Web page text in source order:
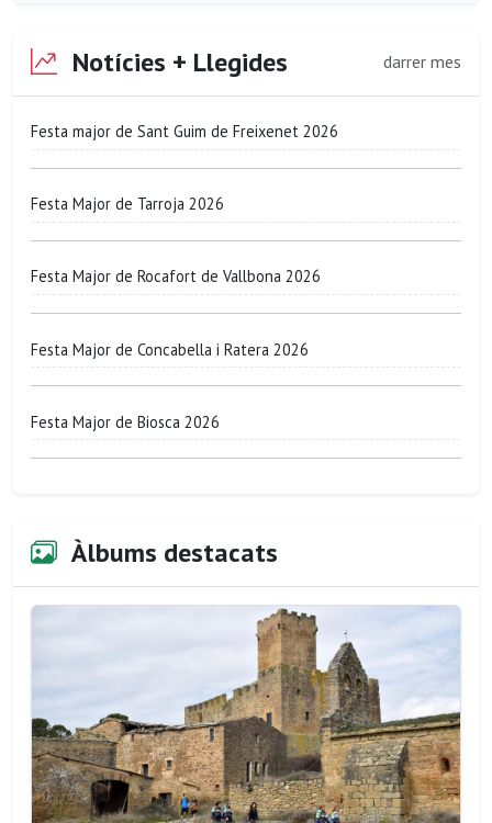
Notícies + Llegides darrer mes
Festa major de Sant Guim de Freixenet 2026
Festa Major de Tarroja 2026
Festa Major de Rocafort de Vallbona 2026
Festa Major de Concabella i Ratera 2026
Festa Major de Biosca 2026
Àlbums destacats